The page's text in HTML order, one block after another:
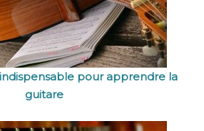
pour apprendre la
guitare